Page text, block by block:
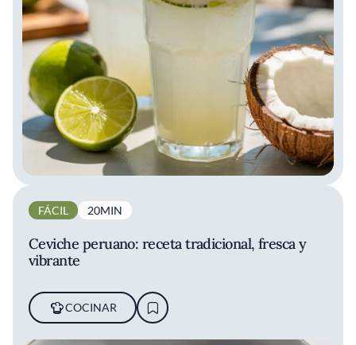
FÁCIL 20MIN
Ceviche peruano: receta tradicional, fresca y
vibrante
COCINAR